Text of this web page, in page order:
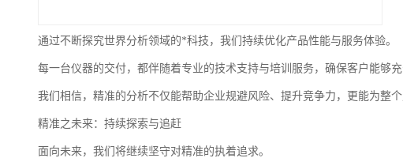
通过不断探究世界分析领域的*科技，我们持续优化产品性能与服务体验。
每一台仪器的交付，都伴随着专业的技术支持与培训服务，确保客户能够充
我们相信，精准的分析不仅能帮助企业规避风险、提升竞争力，更能为整
精准之未来：持续探索与追赶
面向未来，我们将继续坚守对精准的执着追求。